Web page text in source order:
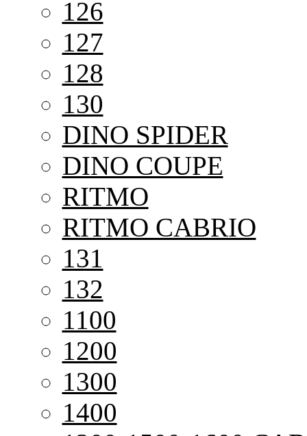
126
127
128
130
DINO SPIDER
DINO COUPE
RITMO
RITMO CABRIO
131
132
1100
1200
1300
1400